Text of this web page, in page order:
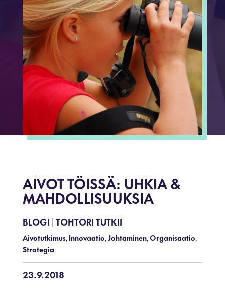
AIVOT TÖISSÄ: UHKIA &
MAHDOLLISUUKSIA
BLOGI TOHTORI TUTKII
Aivotutkimus, Innovaatio,Johtaminen,Organisaatio,
Strategia
23.9.2018